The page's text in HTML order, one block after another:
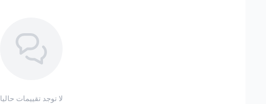
لا توجد تقييمات حاليا